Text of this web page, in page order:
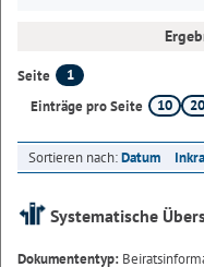
Seite
1
Einträge pro Seite
10 20
Sortieren nach:Datum
Systematische
Dokumententyp: